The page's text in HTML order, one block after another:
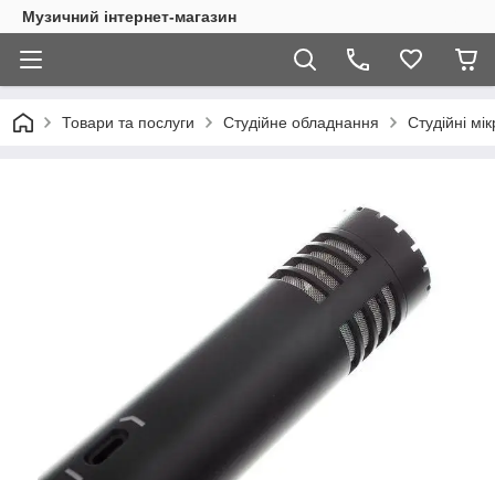
Музичний інтернет-магазин
Товари та послуги Студійне обладнання Студійні